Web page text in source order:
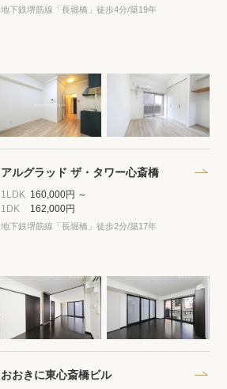
地下鉄堺筋線「長堀橋」徒歩4分/築19年
アルグラッド ザ・タワー心斎橋
1LDK 160,000円 ～
1DK
162,000円
地下鉄堺筋線「長堀橋」徒歩2分/築17年
おおきに東心斎橋ビル